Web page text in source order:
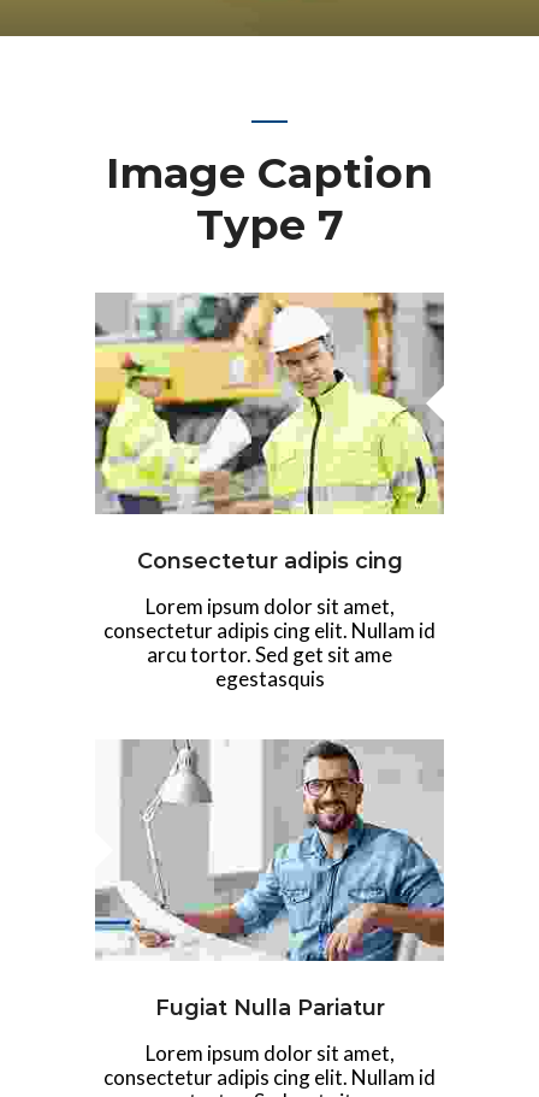
Image Caption
Type 7
Consectetur adipis cing
Lorem ipsum dolor sit amet,
consectetur adipis cing elit. Nullam id
arcu tortor. Sed get sit ame
egestasquis
Fugiat Nulla Pariatur
Lorem ipsum dolor sit amet,
consectetur adipis cing elit. Nullam id